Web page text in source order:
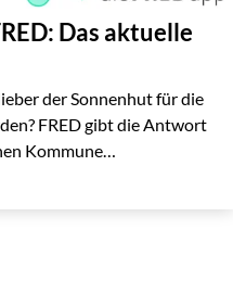
Das aktuelle
der Sonnenhut für die
FRED gibt die Antwort
Kommune…